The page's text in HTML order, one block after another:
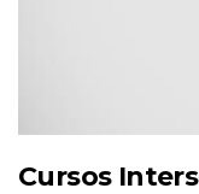
Cursos